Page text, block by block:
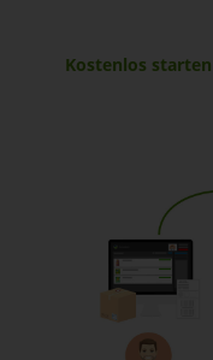
Kostenlos starten